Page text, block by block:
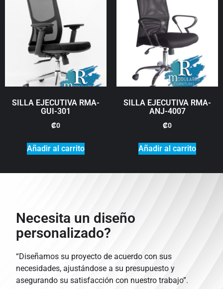
SILLA EJECUTIVA RMA-
GUI-301
₡0
Añadir al carrito
SILLA EJECUTIVA RMA-
ANJ-4007
₡0
Añadir al carrito
Necesita un diseño
personalizado?
“Diseñamos su proyecto de acuerdo con sus
necesidades, ajustándose a su presupuesto y
asegurando su satisfacción con nuestro trabajo”.